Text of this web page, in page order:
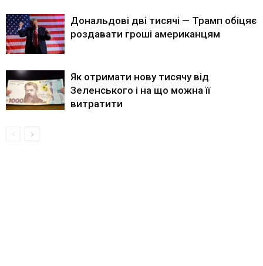
Дональдові дві тисячі — Трамп обіцяє
роздавати гроші американцям
Як отримати нову тисячу від
Зеленського і на що можна її
витратити